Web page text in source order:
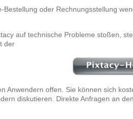
Bestellung oder Rechnungsstellung
auf technische Probleme stoßen,
der
Anwendern offen. Sie können sich
diskutieren. Direkte Anfragen an